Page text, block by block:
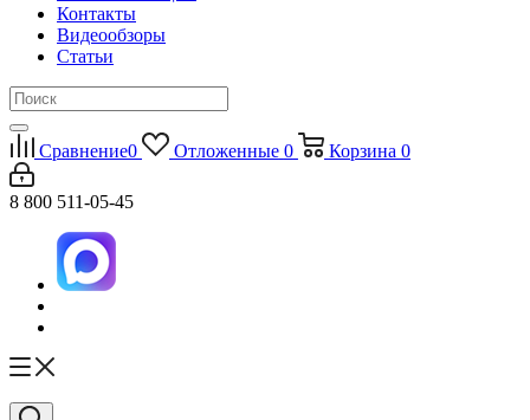
Контакты
Видеообзоры
Статьи
Сравнение0 Отложенные 0 Корзина 0
8 800 511-05-45